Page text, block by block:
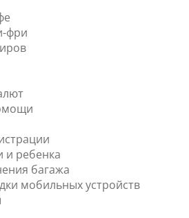
фри
и ребенка
багажа
мобильных устройств